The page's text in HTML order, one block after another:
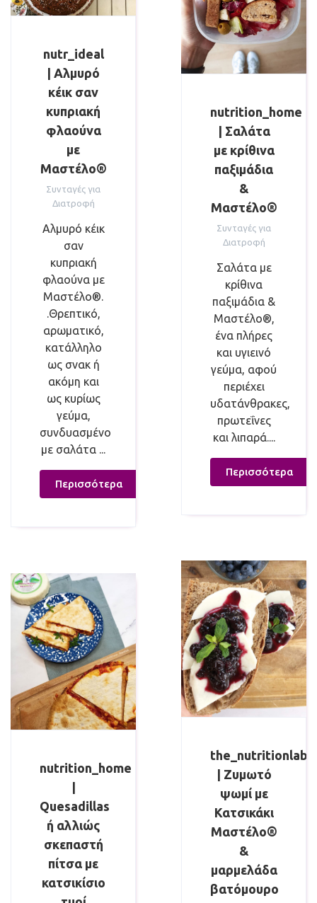
nutrition_home
| Σαλάτα
με κρίθινα
παξιμάδια
&
Μαστέλο®
Συνταγές για
Διατροφή
Σαλάτα με
κρίθινα
παξιμάδια &
Μαστέλο®,
ένα πλήρες
και υγιεινό
γεύμα, αφού
περιέχει
υδατάνθρακες,
πρωτεΐνες
και λιπαρά....
Περισσότερα
nutr_ideal
| Αλμυρό
κέικ σαν
κυπριακή
φλαούνα
με
Μαστέλο®
Συνταγές για
Διατροφή
Αλμυρό κέικ
σαν
κυπριακή
φλαούνα με
Μαστέλο®.
.Θρεπτικό,
αρωματικό,
κατάλληλο
ως σνακ ή
ακόμη και
ως κυρίως
γεύμα,
συνδυασμένο
με σαλάτα ...
Περισσότερα
the_nutritionlab
| Ζυμωτό
ψωμί με
Κατσικάκι
Μαστέλο®
&
μαρμελάδα
βατόμουρο
nutrition_home
Quesadillas
ή αλλιώς
σκεπαστή
πίτσα με
κατσικίσιο